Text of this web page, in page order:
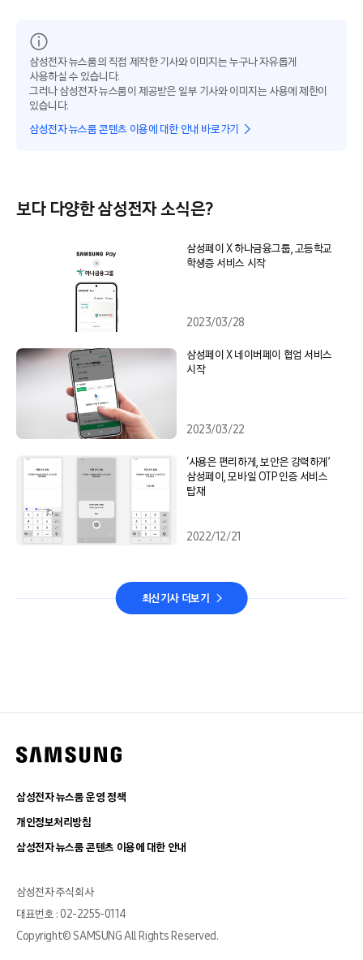
삼성전자 뉴스룸의 직접 제작한 기사와 이미지는 누구나 자유롭게
사용하실 수 있습니다.
그러나 삼성전자 뉴스룸이 제공받은 일부 기사와 이미지는 사용에 제한이
있습니다.
삼성전자 뉴스룸 콘텐츠 이용에 대한 안내 바로가기
보다 다양한 삼성전자 소식은?
삼성페이 X 하나금융그룹, 고등학교
학생증 서비스 시작
2023/03/28
삼성페이 X 네이버페이 협업 서비스
시작
2023/03/22
‘사용은 편리하게, 보안은 강력하게’
삼성페이, 모바일 OTP 인증 서비스
탑재
2022/12/21
최신기사 더보기
삼성전자 뉴스룸 운영 정책
개인정보처리방침
삼성전자 뉴스룸 콘텐츠 이용에 대한 안내
삼성전자 주식회사
대표번호 : 02-2255-0114
Copyright© SAMSUNG All Rights Reserved.